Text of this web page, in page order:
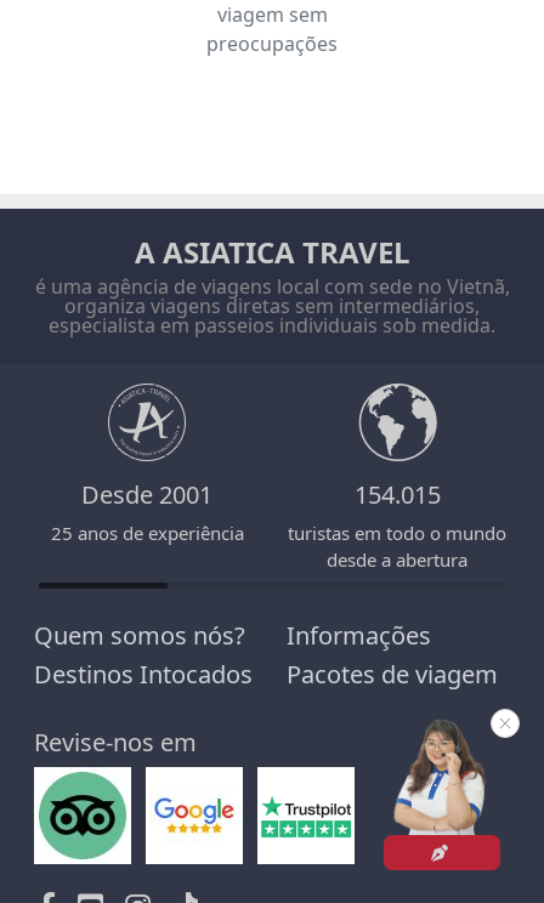
viagem sem
preocupações
A ASIATICA TRAVEL
é uma agência de viagens local com sede no Vietnã,
organiza viagens diretas sem intermediários,
especialista em passeios individuais sob medida.
Desde 2001
25 anos de experiência
154.015
turistas em todo o mundo
desde a abertura
Quem somos nós?
Informações
Destinos Intocados
Pacotes de viagem
Revise-nos em